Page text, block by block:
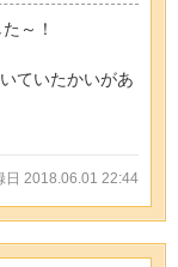
～！
ていたかいがあ
日 2018.06.01 22:44